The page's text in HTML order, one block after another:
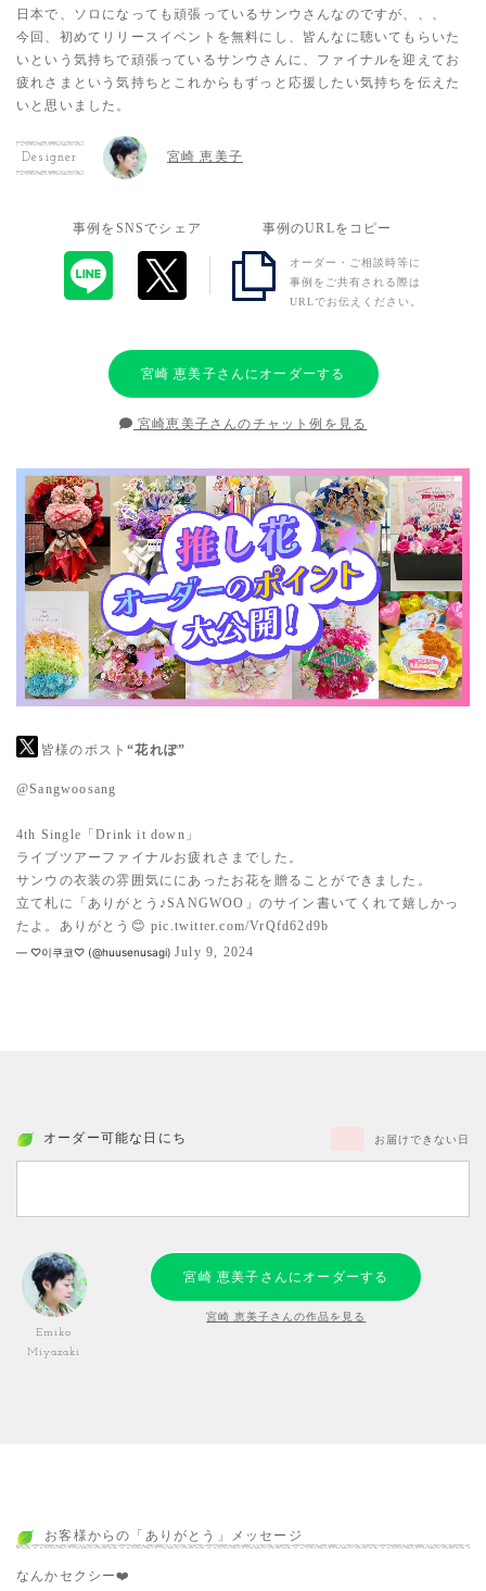
日本で、ソロになっても頑張っているサンウさんなのですが、、、
今回、初めてリリースイベントを無料にし、皆んなに聴いてもらいた
いという気持ちで頑張っているサンウさんに、ファイナルを迎えてお
疲れさまという気持ちとこれからもずっと応援したい気持ちを伝えた
いと思いました。
Designer 宮崎 恵美子
事例をSNSでシェア 事例のURLをコピー
オーダー・ご相談時等に
事例をご共有される際は
URLでお伝えください。
宮崎 恵美子さんにオーダーする
宮崎恵美子さんのチャット例を見る
皆様のポスト“花れぽ”
@Sangwoosang
4th Single「Drink it down」
ライブツアーファイナルお疲れさまでした。
サンウの衣装の雰囲気ににあったお花を贈ることができました。
立て札に「ありがとう♪SANGWOO」のサイン書いてくれて嬉しかっ
たよ。ありがとう😊 pic.twitter.com/VrQfd62d9b
— ♡이쿠코♡ (@huusenusagi) July 9, 2024
オーダー可能な日にち お届けできない日
Emiko
Miyazaki
宮崎 恵美子さんにオーダーする
宮崎 恵美子さんの作品を見る
お客様からの「ありがとう」メッセージ
なんかセクシー❤️